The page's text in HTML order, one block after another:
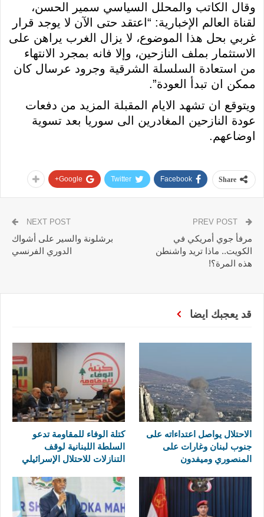
وقال الكاتب والمحلل السياسي سمير الحسن،
لقناة العالم الإخبارية: “اعتقد حتى الآن لا يوجد قرار
غربي بحل هذا الموضوع، لا يزال الغرب يراهن على
الاستثمار بملف النازحين، وإلا فانه بمجرد الانتهاء
من استعادة السلسلة الشرقية وجرود عرسال كان
ممكن ان تبدأ العودة”.
ويتوقع ان تشهد الايام المقبلة المزيد من دفعات
عودة النازحين المغادرين الى سوريا بعد تسوية
اوضاعهم.
Share
Facebook
Twitter
Google+
مرفأ جوي أمريكي في
الكويت.. ماذا تريد واشنطن
هذه المرة؟!
NEXT POST
برشلونة والسير على أشواك
الدوري الفرنسي
قد يعجبك ايضا
الاحتلال يواصل اعتداءاته على
جنوب لبنان وغارات على
المنصوري وميفدون
كتلة الوفاء للمقاومة تدعو
السلطة اللبنانية لوقف
التنازلات للاحتلال الإسرائيلي